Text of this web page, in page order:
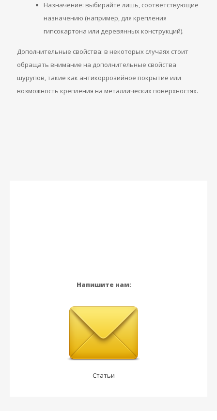
Назначение: выбирайте лишь, соответствующие
назначению (например, для крепления
гипсокартона или деревянных конструкций).
Дополнительные свойства: в некоторых случаях стоит
обращать внимание на дополнительные свойства
шурупов, такие как антикоррозийное покрытие или
возможность крепления на металлических поверхностях.
Напишите нам:
Статьи